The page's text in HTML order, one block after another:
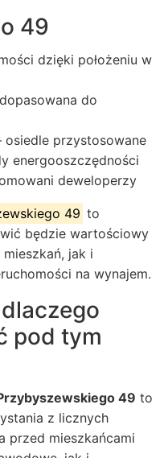
49
dzięki położeniu w
do
osiedle przystosowane
energooszczędności
deweloperzy
49 to
będzie wartościowy
mieszkań, jak i
na wynajem.
pod tym
49 to
z licznych
przed mieszkańcami